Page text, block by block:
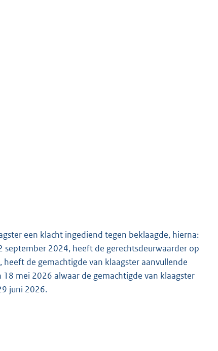
een klacht ingediend tegen beklaagde, hierna:
2024, heeft de gerechtsdeurwaarder op
de gemachtigde van klaagster aanvullende
mei 2026 alwaar de gemachtigde van klaagster
juni 2026.